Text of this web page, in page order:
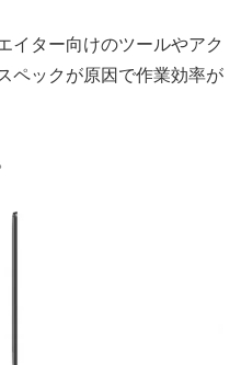
イター向けのツールやアク
ペックが原因で作業効率が